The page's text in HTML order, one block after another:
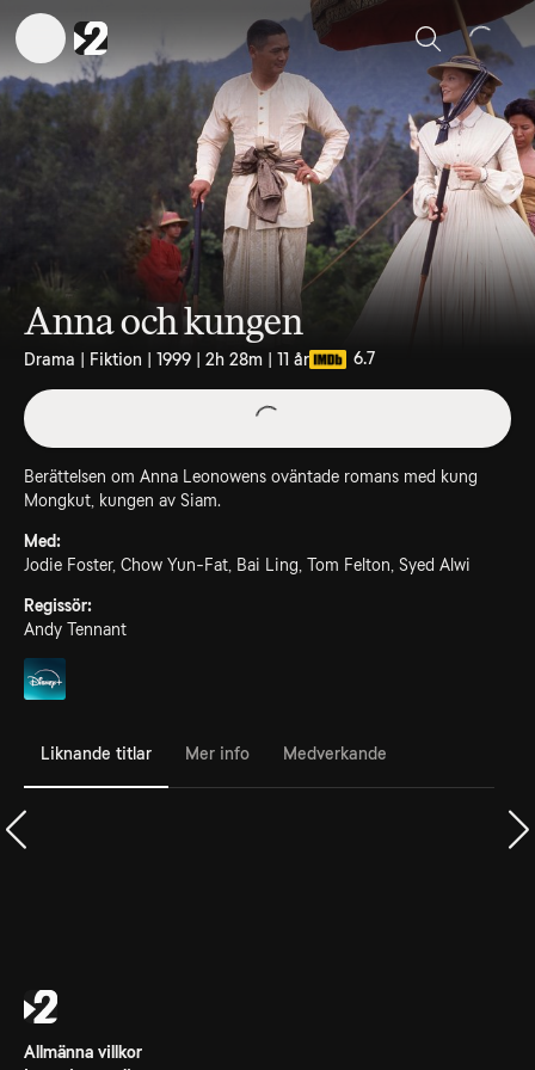
Sök
Anna och kungen
Drama | Fiktion | 1999 | 2h 28m | 11 år 6.7
Berättelsen om Anna Leonowens oväntade romans med kung
Mongkut, kungen av Siam.
Med:
Jodie Foster, Chow Yun-Fat, Bai Ling, Tom Felton, Syed Alwi
Regissör:
Andy Tennant
Liknande titlar Mer info Medverkande
Allmänna villkor